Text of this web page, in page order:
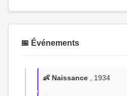
📅 Événements
👶 Naissance , 1934